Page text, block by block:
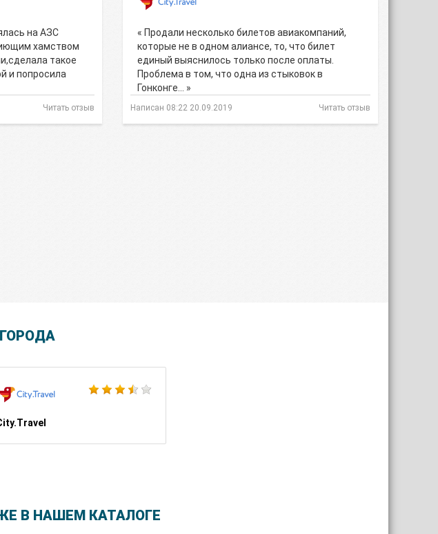
на АЗС
хамством
такое
и попросила
Читать отзыв
« Продали несколько билетов авиакомпаний,
которые не в одном алиансе, то, что билет
единый выяснилось только после оплаты.
Проблема в том, что одна из стыковок в
Гонконге… »
Написан 08:22 20.09.2019 Читать отзыв
В НАШЕМ КАТАЛОГЕ